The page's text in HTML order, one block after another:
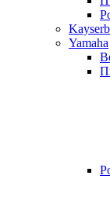
Yamaha